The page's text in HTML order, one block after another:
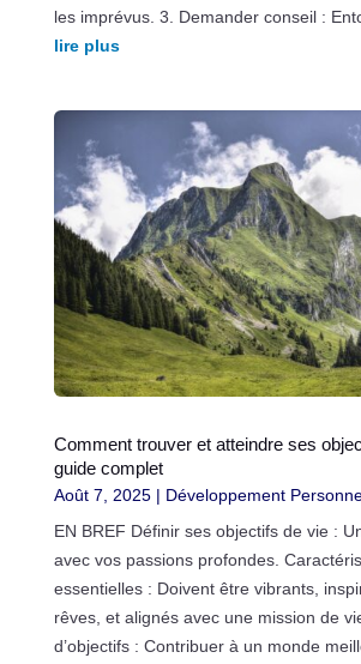
les imprévus. 3. Demander conseil :
lire plus
Comment trouver et atteindre ses
guide complet
Août 7, 2025| Développement
EN BREF Définir ses objectifs de vie :
avec vos passions profondes.
essentielles : Doivent être vibrants,
rêves, et alignés avec une mission de
d’objectifs : Contribuer à un monde